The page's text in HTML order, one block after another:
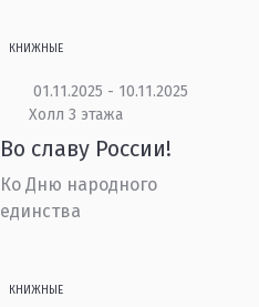
КНИЖНЫЕ
01.11.2025 - 10.11.2025
Холл 3 этажа
Во славу России!
Ко Дню народного
единства
КНИЖНЫЕ